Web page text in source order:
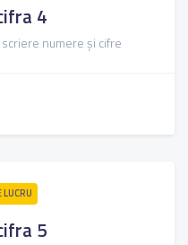
4
numere și cifre
5